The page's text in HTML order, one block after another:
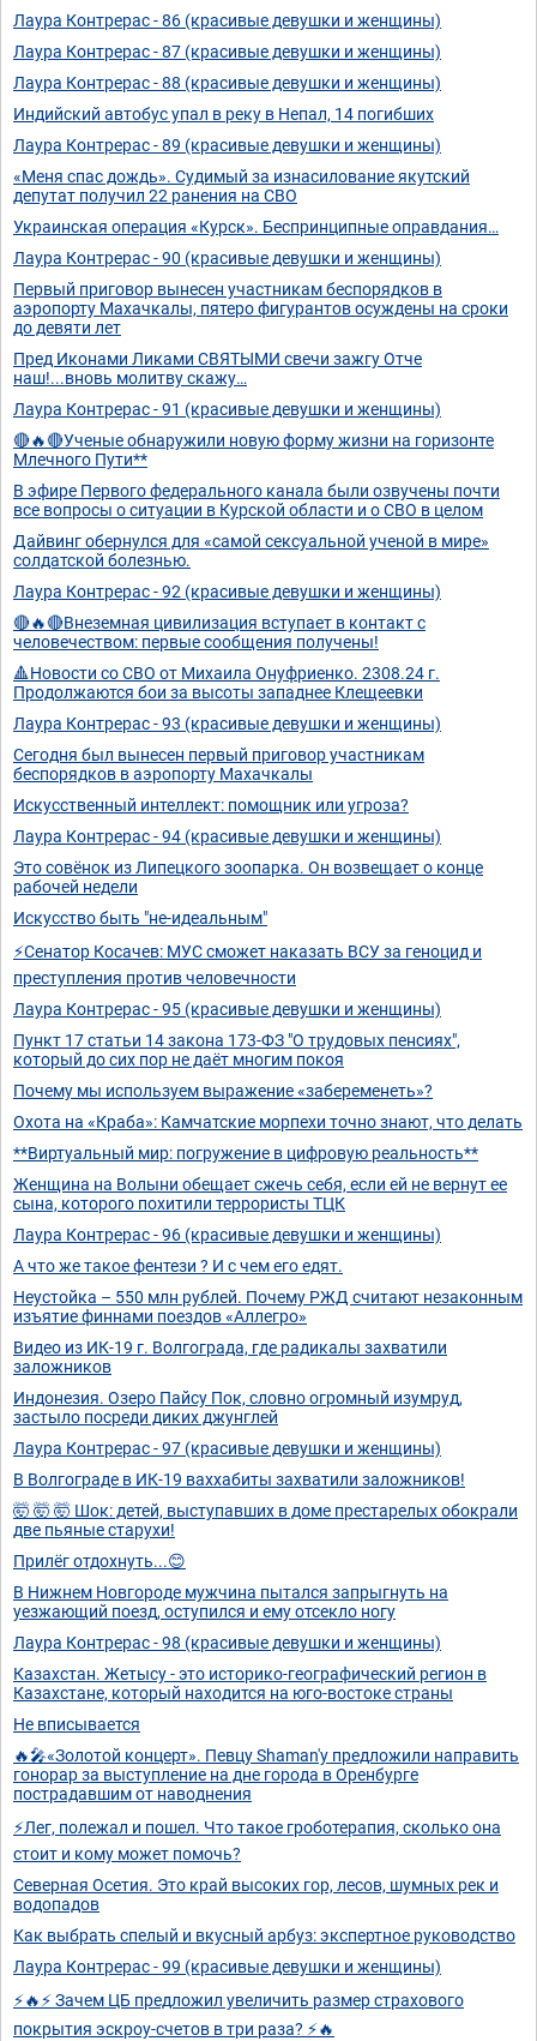
Лаура Контрерас - 86 (красивые девушки и женщины)
Лаура Контрерас - 87 (красивые девушки и женщины)
Лаура Контрерас - 88 (красивые девушки и женщины)
Индийский автобус упал в реку в Непал, 14 погибших
Лаура Контрерас - 89 (красивые девушки и женщины)
«Меня спас дождь». Судимый за изнасилование якутский
депутат получил 22 ранения на СВО
Украинская операция «Курск». Беспринципные оправдания…
Лаура Контрерас - 90 (красивые девушки и женщины)
Первый приговор вынесен участникам беспорядков в
аэропорту Махачкалы, пятеро фигурантов осуждены на сроки
до девяти лет
Пред Иконами Ликами СВЯТЫМИ свечи зажгу Отче
наш!...вновь молитву скажу…
Лаура Контрерас - 91 (красивые девушки и женщины)
🔴🔥🔴Ученые обнаружили новую форму жизни на горизонте
Млечного Пути**
В эфире Первого федерального канала были озвучены почти
все вопросы о ситуации в Курской области и о СВО в целом
Дайвинг обернулся для «самой сексуальной ученой в мире»
солдатской болезнью.
Лаура Контрерас - 92 (красивые девушки и женщины)
🔴🔥🔴Внеземная цивилизация вступает в контакт с
человечеством: первые сообщения получены!
🔺Новости со СВО от Михаила Онуфриенко. 2308.24 г.
Продолжаются бои за высоты западнее Клещеевки
Лаура Контрерас - 93 (красивые девушки и женщины)
Сегодня был вынесен первый приговор участникам
беспорядков в аэропорту Махачкалы
Искусственный интеллект: помощник или угроза?
Лаура Контрерас - 94 (красивые девушки и женщины)
Это совёнок из Липецкого зоопарка. Он возвещает о конце
рабочей недели
Искусство быть "не-идеальным"
⚡Сенатор Косачев: МУС сможет наказать ВСУ за геноцид и
преступления против человечности
Лаура Контрерас - 95 (красивые девушки и женщины)
Пункт 17 статьи 14 закона 173-ФЗ "О трудовых пенсиях",
который до сих пор не даёт многим покоя
Почему мы используем выражение «забеременеть»?
Охота на «Краба»: Камчатские морпехи точно знают, что делать
**Виртуальный мир: погружение в цифровую реальность**
Женщина на Волыни обещает сжечь себя, если ей не вернут ее
сына, которого похитили террористы ТЦК
Лаура Контрерас - 96 (красивые девушки и женщины)
А что же такое фентези ? И с чем его едят.
Неустойка – 550 млн рублей. Почему РЖД считают незаконным
изъятие финнами поездов «Аллегро»
Видео из ИК-19 г. Волгограда, где радикалы захватили
заложников
Индонезия. Озеро Пайсу Пок, словно огромный изумруд,
застыло посреди диких джунглей
Лаура Контрерас - 97 (красивые девушки и женщины)
В Волгограде в ИК-19 ваххабиты захватили заложников!
🤯 🤯 🤯 Шок: детей, выступавших в доме престарелых обокрали
две пьяные старухи!
Прилёг отдохнуть...😊
В Нижнем Новгороде мужчина пытался запрыгнуть на
уезжающий поезд, оступился и ему отсекло ногу
Лаура Контрерас - 98 (красивые девушки и женщины)
Казахстан. Жетысу - это историко-географический регион в
Казахстане, который находится на юго-востоке страны
Не вписывается
🔥🎤«Золотой концерт». Певцу Shaman'у предложили направить
гонорар за выступление на дне города в Оренбурге
пострадавшим от наводнения
⚡Лег, полежал и пошел. Что такое гроботерапия, сколько она
стоит и кому может помочь?
Северная Осетия. Это край высоких гор, лесов, шумных рек и
водопадов
Как выбрать спелый и вкусный арбуз: экспертное руководство
Лаура Контрерас - 99 (красивые девушки и женщины)
⚡🔥⚡ Зачем ЦБ предложил увеличить размер страхового
покрытия эскроу-счетов в три раза? ⚡🔥